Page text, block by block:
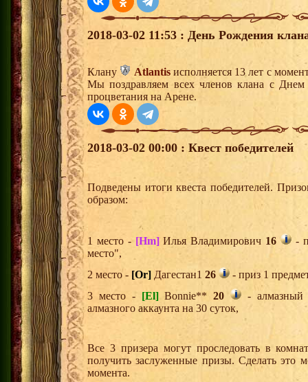
2018-03-02 11:53 : День Рождения
Клану Atlantisисполняется 13 лет с
Мы поздравляем всех членов клана с
процветания на Арене.
2018-03-02 00:00 : Квест победителей
Подведены итоги квеста победителей.
образом:
1 место - [Hm]Илья Владимирович 16
-
место",
2 место - [Or] Дагестан1 26
- приз 1
3 место - [El]Bonnie**20
- алмазный
алмазного аккаунта на 30 суток,
Все 3 призера могут проследовать в
получить заслуженные призы. Сделать это
момента.